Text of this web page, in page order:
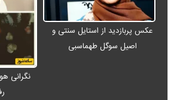
عکس پربازدید از استایل سنتی و
اصیل سوگل طهماسبی
نگرانی